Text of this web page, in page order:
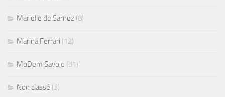
Marielle de Sarnez (8)
Marina Ferrari (12)
MoDem Savoie (31)
Non classé (3)